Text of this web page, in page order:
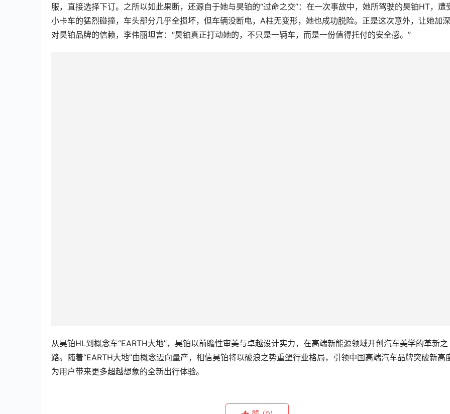
服，直接选择下订。之所以如此果断，还源自于她与昊铂的“过命之交”：在一次事故中，她所驾驶的昊铂HT，遭
小卡车的猛烈碰撞，车头部分几乎全损坏，但车辆没断电，A柱无变形，她也成功脱险。正是这次意外，让她加
对昊铂品牌的信赖，李伟丽坦言：“昊铂真正打动她的，不只是一辆车，而是一份值得托付的安全感。”
从昊铂HL到概念车“EARTH大地”，昊铂以前瞻性审美与卓越设计实力，在高端新能源领域开创汽车美学的革新之
路。随着“EARTH大地”由概念迈向量产，相信昊铂将以破浪之势重塑行业格局，引领中国高端汽车品牌突破新高
为用户带来更多超越想象的全新出行体验。